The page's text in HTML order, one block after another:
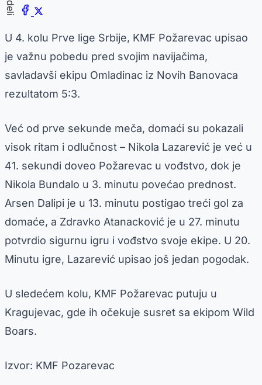
U 4. kolu Prve lige Srbije, KMF Požarevac upisao
je važnu pobedu pred svojim navijačima,
savladavši ekipu Omladinac iz Novih Banovaca
rezultatom 5:3.
Već od prve sekunde meča, domaći su pokazali
visok ritam i odlučnost – Nikola Lazarević je već u
41. sekundi doveo Požarevac u vođstvo, dok je
Nikola Bundalo u 3. minutu povećao prednost.
Arsen Dalipi je u 13. minutu postigao treći gol za
domaće, a Zdravko Atanacković je u 27. minutu
potvrdio sigurnu igru i vođstvo svoje ekipe. U 20.
Minutu igre, Lazarević upisao još jedan pogodak.
U sledećem kolu, KMF Požarevac putuju u
Kragujevac, gde ih očekuje susret sa ekipom Wild
Boars.
Izvor: KMF Pozarevac